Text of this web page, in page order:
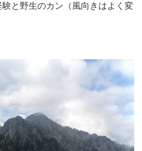
と野生のカン（風向きはよく変